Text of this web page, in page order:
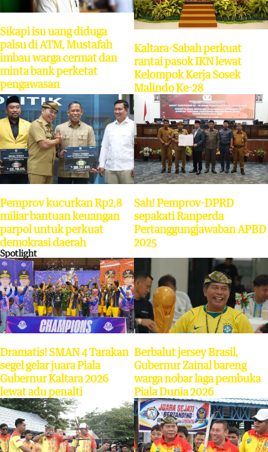
Sikapi isu uang diduga
palsu di ATM, Mustafah
imbau warga cermat dan
minta bank perketat
pengawasan
Kaltara-Sabah perkuat
rantai pasok IKN lewat
Kelompok Kerja Sosek
Malindo Ke-28
Pemprov kucurkan Rp2,8
miliar bantuan keuangan
parpol untuk perkuat
demokrasi daerah
Sah! Pemprov-DPRD
sepakati Ranperda
Pertanggungjawaban APBD
2025
Spotlight
Dramatis! SMAN 4 Tarakan
segel gelar juara Piala
Gubernur Kaltara 2026
lewat adu penalti
Berbalut jersey Brasil,
Gubernur Zainal bareng
warga nobar laga pembuka
Piala Dunia 2026